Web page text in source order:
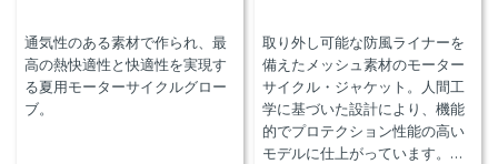
通気性のある素材で作られ、最
高の熱快適性と快適性を実現す
る夏用モーターサイクルグロー
ブ。
取り外し可能な防風ライナーを
備えたメッシュ素材のモーター
サイクル・ジャケット。人間工
学に基づいた設計により、機能
的でプロテクション性能の高い
モデルに仕上がっています。胸